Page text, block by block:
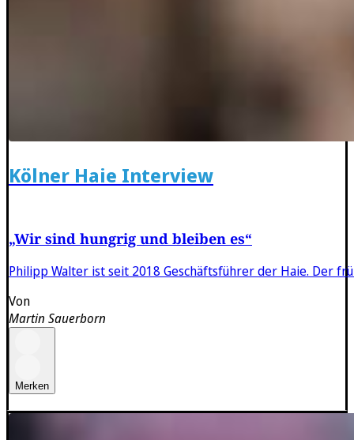
Kölner Haie Interview
„Wir sind hungrig und bleiben es“
Philipp Walter ist seit 2018 Geschäftsführer der Haie. Der
Von
Martin Sauerborn
Merken